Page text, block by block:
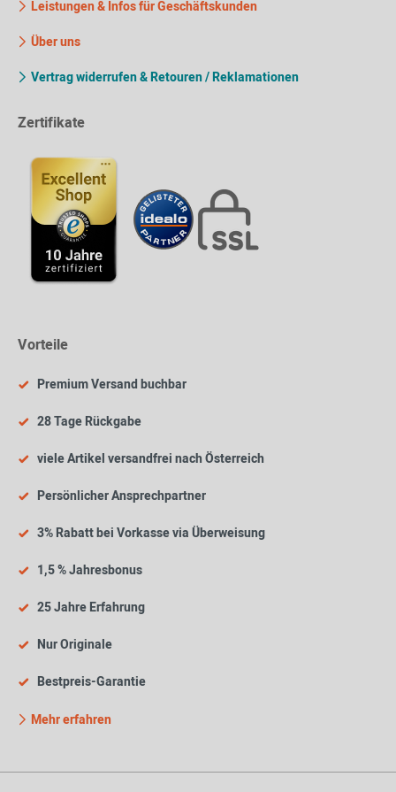
Leistungen & Infos für Geschäftskunden
Über uns
Vertrag widerrufen & Retouren / Reklamationen
Zertifikate
Vorteile
Premium Versand buchbar
28 Tage Rückgabe
viele Artikel versandfrei nach Österreich
Persönlicher Ansprechpartner
3% Rabatt bei Vorkasse via Überweisung
1,5 % Jahresbonus
25 Jahre Erfahrung
Nur Originale
Bestpreis-Garantie
Mehr erfahren